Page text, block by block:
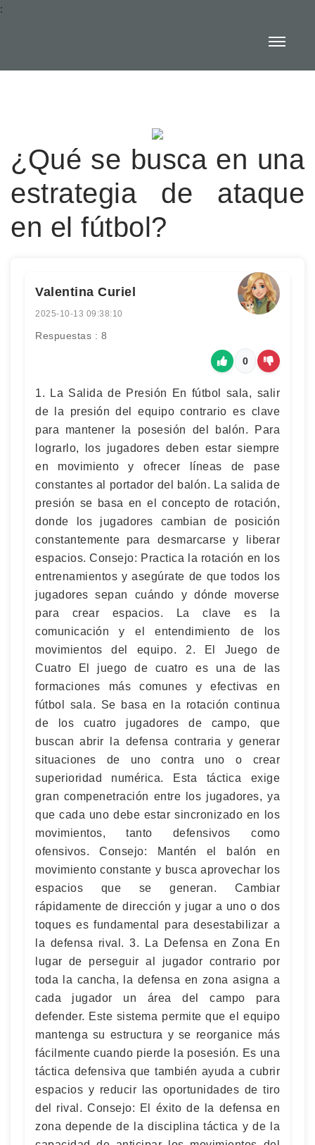
:
¿Qué se busca en una
estrategia de ataque
en el fútbol?
Valentina Curiel
2025-10-13 09:38:10
Respuestas : 8
0
1. La Salida de Presión En fútbol sala, salir
de la presión del equipo contrario es clave
para mantener la posesión del balón. Para
lograrlo, los jugadores deben estar siempre
en movimiento y ofrecer líneas de pase
constantes al portador del balón. La salida de
presión se basa en el concepto de rotación,
donde los jugadores cambian de posición
constantemente para desmarcarse y liberar
espacios. Consejo: Practica la rotación en los
entrenamientos y asegúrate de que todos los
jugadores sepan cuándo y dónde moverse
para crear espacios. La clave es la
comunicación y el entendimiento de los
movimientos del equipo. 2. El Juego de
Cuatro El juego de cuatro es una de las
formaciones más comunes y efectivas en
fútbol sala. Se basa en la rotación continua
de los cuatro jugadores de campo, que
buscan abrir la defensa contraria y generar
situaciones de uno contra uno o crear
superioridad numérica. Esta táctica exige
gran compenetración entre los jugadores, ya
que cada uno debe estar sincronizado en los
movimientos, tanto defensivos como
ofensivos. Consejo: Mantén el balón en
movimiento constante y busca aprovechar los
espacios que se generan. Cambiar
rápidamente de dirección y jugar a uno o dos
toques es fundamental para desestabilizar a
la defensa rival. 3. La Defensa en Zona En
lugar de perseguir al jugador contrario por
toda la cancha, la defensa en zona asigna a
cada jugador un área del campo para
defender. Este sistema permite que el equipo
mantenga su estructura y se reorganice más
fácilmente cuando pierde la posesión. Es una
táctica defensiva que también ayuda a cubrir
espacios y reducir las oportunidades de tiro
del rival. Consejo: El éxito de la defensa en
zona depende de la disciplina táctica y de la